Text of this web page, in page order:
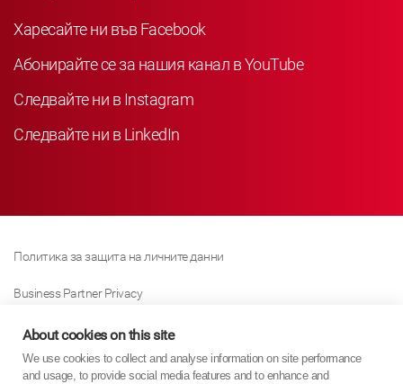
Харесайте ни във Facebook
Абонирайте се за нашия канал в YouTube
Следвайте ни в Instagram
Следвайте ни в LinkedIn
Политика за защита на личните данни
Business Partner Privacy
Политика за използване на „бисквитки“
Политика за закона за съвременното робство
About cookies on this site
We use cookies to collect and analyse information on site performance
and usage, to provide social media features and to enhance and